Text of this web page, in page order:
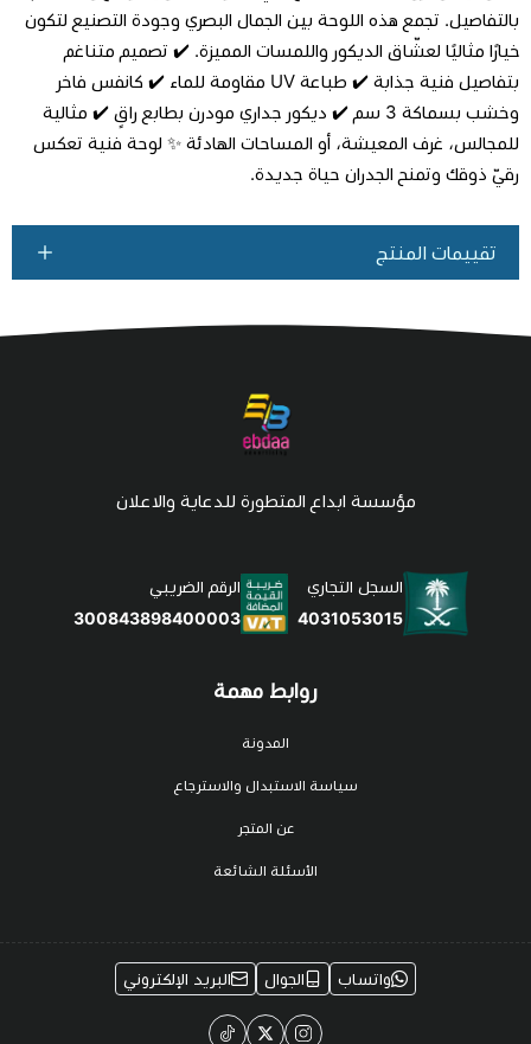
بالتفاصيل. تجمع هذه اللوحة بين الجمال البصري وجودة التصنيع لتكون
خيارًا مثاليًا لعشّاق الديكور واللمسات المميزة. ✔️ تصميم متناغم
بتفاصيل فنية جذابة ✔️ طباعة UV مقاومة للماء ✔️ كانفس فاخر
وخشب بسماكة 3 سم ✔️ ديكور جداري مودرن بطابع راقٍ ✔️ مثالية
للمجالس، غرف المعيشة، أو المساحات الهادئة ✨ لوحة فنية تعكس
رقيّ ذوقك وتمنح الجدران حياة جديدة.
تقييمات المنتج
روابط مهمة
المدونة
سياسة الاستبدال والاسترجاع
عن المتجر
الأسئلة الشائعة
مؤسسة ابداع المتطورة للدعاية والاعلان
السجل التجاري
4031053015
الرقم الضريبي
300843898400003
واتساب الجوال البريد الإلكتروني